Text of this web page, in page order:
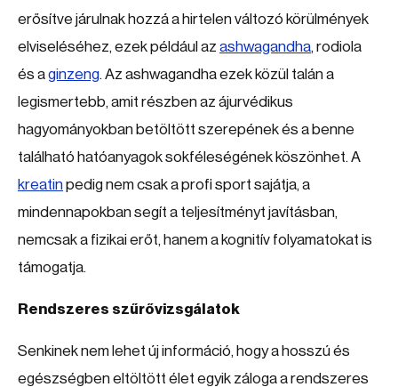
erősítve járulnak hozzá a hirtelen változó körülmények
elviseléséhez, ezek például az ashwagandha, rodiola
és aginzeng. Az ashwagandha ezek közül talán a
legismertebb, amit részben az ájurvédikus
hagyományokban betöltött szerepének és a benne
található hatóanyagok sokféleségének köszönhet. A
kreatinpedig nem csak a profi sport sajátja, a
mindennapokban segít a teljesítményt javításban,
nemcsak a fizikai erőt, hanem a kognitív folyamatokat is
támogatja.
Rendszeres szűrővizsgálatok
Senkinek nem lehet új információ, hogy a hosszú és
egészségben eltöltött élet egyik záloga a rendszeres